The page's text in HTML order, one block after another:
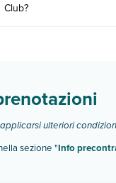
il motore di
ulteriori
sezione "Info